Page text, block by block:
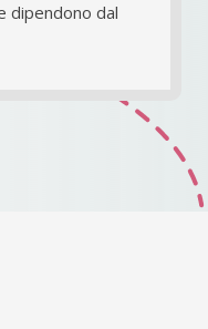
dipendono dal